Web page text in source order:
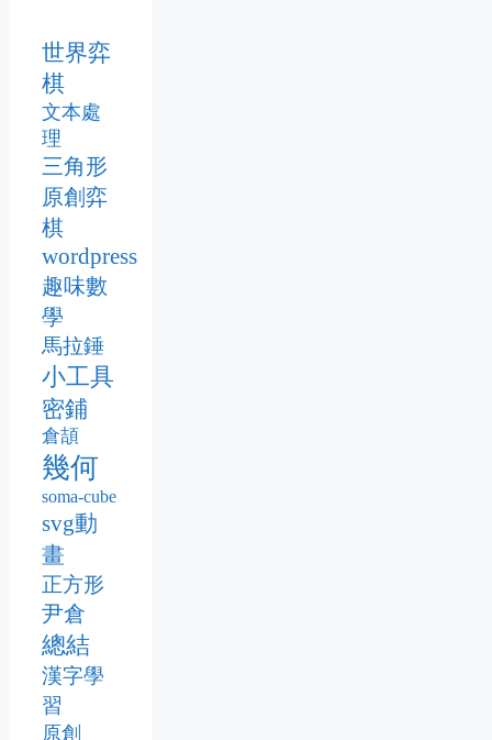
世界弈
棋
文本處
理
三角形
原創弈
棋
wordpress
趣味數
學
馬拉錘
小工具
密鋪
倉頡
幾何
soma-cube
svg動
畫
正方形
尹倉
總結
漢字學
習
原創